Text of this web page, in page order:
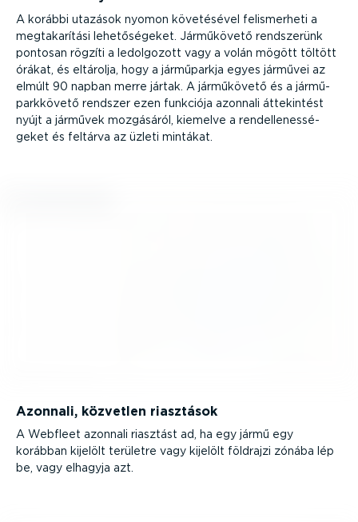
A korábbi utazások nyomon követésével felis­merheti a
megta­ka­rítási lehető­sé­geket. Járműkövető rendszerünk
pontosan rögzíti a ledolgozott vagy a volán mögött töltött
órákat, és eltárolja, hogy a járműparkja egyes járművei az
elmúlt 90 napban merre jártak. A járműkövető és a jármű­
park­követő rendszer ezen funkciója azonnali áttekintést
nyújt a járművek mozgásáról, kiemelve a rendel­le­nes­sé­
geket és feltárva az üzleti mintákat.
Azonnali, közvetlen riasztások
A Webfleet azonnali riasztást ad, ha egy jármű egy
korábban kijelölt területre vagy kijelölt földrajzi zónába lép
be, vagy elhagyja azt.